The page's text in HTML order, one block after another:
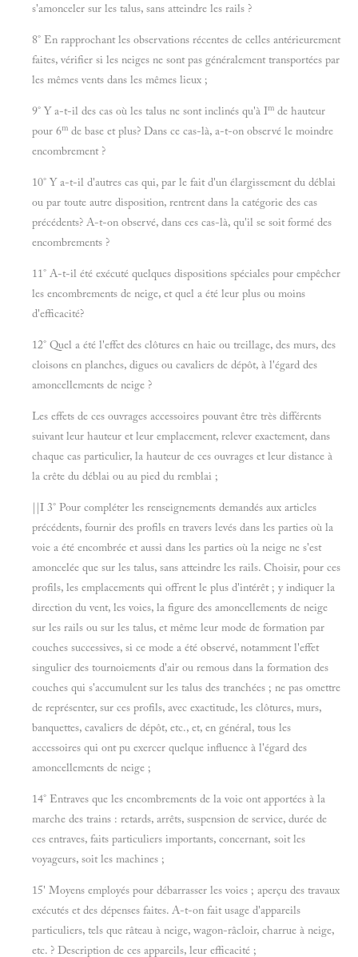
s'amonceler sur les talus, sans atteindre les rails ?
8° En rapprochant les observations récentes de celles antérieurement
faites, vérifier si les neiges ne sont pas généralement transportées par
les mêmes vents dans les mêmes lieux ;
9° Y a-t-il des cas où les talus ne sont inclinés qu'à Im de hauteur
pour 6m de base et plus? Dans ce cas-là, a-t-on observé le moindre
encombrement ?
10° Y a-t-il d'autres cas qui, par le fait d'un élargissement du déblai
ou par toute autre disposition, rentrent dans la catégorie des cas
précédents? A-t-on observé, dans ces cas-là, qu'il se soit formé des
encombrements ?
11° A-t-il été exécuté quelques dispositions spéciales pour empêcher
les encombrements de neige, et quel a été leur plus ou moins
d'efficacité?
12° Quel a été l'effet des clôtures en haie ou treillage, des murs, des
cloisons en planches, digues ou cavaliers de dépôt, à l'égard des
amoncellements de neige ?
Les effets de ces ouvrages accessoires pouvant être très différents
suivant leur hauteur et leur emplacement, relever exactement, dans
chaque cas particulier, la hauteur de ces ouvrages et leur distance à
la crête du déblai ou au pied du remblai ;
||I 3° Pour compléter les renseignements demandés aux articles
précédents, fournir des profils en travers levés dans les parties où la
voie a été encombrée et aussi dans les parties où la neige ne s'est
amoncelée que sur les talus, sans atteindre les rails. Choisir, pour ces
profils, les emplacements qui offrent le plus d'intérêt ; y indiquer la
direction du vent, les voies, la figure des amoncellements de neige
sur les rails ou sur les talus, et même leur mode de formation par
couches successives, si ce mode a été observé, notamment l'effet
singulier des tournoiements d'air ou remous dans la formation des
couches qui s'accumulent sur les talus des tranchées ; ne pas omettre
de représenter, sur ces profils, avec exactitude, les clôtures, murs,
banquettes, cavaliers de dépôt, etc., et, en général, tous les
accessoires qui ont pu exercer quelque influence à l'égard des
amoncellements de neige ;
14° Entraves que les encombrements de la voie ont apportées à la
marche des trains : retards, arrêts, suspension de service, durée de
ces entraves, faits particuliers importants, concernant, soit les
voyageurs, soit les machines ;
15' Moyens employés pour débarrasser les voies ; aperçu des travaux
exécutés et des dépenses faites. A-t-on fait usage d'appareils
particuliers, tels que râteau à neige, wagon-râcloir, charrue à neige,
etc. ? Description de ces appareils, leur efficacité ;